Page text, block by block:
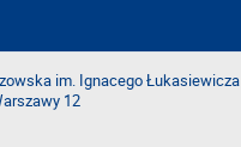
im. Ignacego Łukasiewicza
12